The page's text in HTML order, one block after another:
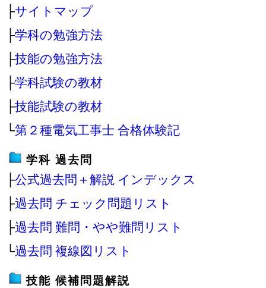
├サイトマップ
├学科の勉強方法
├技能の勉強方法
├学科試験の教材
├技能試験の教材
└第２種電気工事士 合格体験記
学科 過去問
├公式過去問＋解説 インデックス
├過去問 チェック問題リスト
├過去問 難問・やや難問リスト
└過去問 複線図リスト
技能 候補問題解説